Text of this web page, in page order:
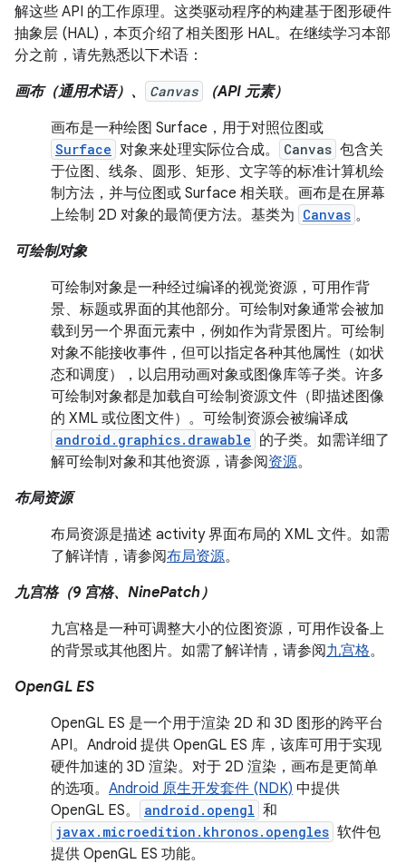
解这些 API 的工作原理。这类驱动程序的构建基于图形硬件
抽象层 (HAL)，本页介绍了相关图形 HAL。在继续学习本部
分之前，请先熟悉以下术语：
画布（通用术语）、
Canvas
（API 元素）
画布是一种绘图 Surface，用于对照位图或
Surface 对象来处理实际位合成。 Canvas 包含关
于位图、线条、圆形、矩形、文字等的标准计算机绘
制方法，并与位图或 Surface 相关联。画布是在屏幕
上绘制 2D 对象的最简便方法。基类为 Canvas 。
可绘制对象
可绘制对象是一种经过编译的视觉资源，可用作背
景、标题或界面的其他部分。可绘制对象通常会被加
载到另一个界面元素中，例如作为背景图片。可绘制
对象不能接收事件，但可以指定各种其他属性（如状
态和调度），以启用动画对象或图像库等子类。许多
可绘制对象都是加载自可绘制资源文件（即描述图像
的 XML 或位图文件）。可绘制资源会被编译成
android.graphics.drawable 的子类。如需详细了
解可绘制对象和其他资源，请参阅资源。
布局资源
布局资源是描述 activity 界面布局的 XML 文件。如需
了解详情，请参阅布局资源。
九宫格（9 宫格、NinePatch）
九宫格是一种可调整大小的位图资源，可用作设备上
的背景或其他图片。如需了解详情，请参阅九宫格。
OpenGL ES
OpenGL ES 是一个用于渲染 2D 和 3D 图形的跨平台
API。Android 提供 OpenGL ES 库，该库可用于实现
硬件加速的 3D 渲染。对于 2D 渲染，画布是更简单
的选项。 Android 原生开发套件 (NDK) 中提供
OpenGL ES。
android.opengl 和
javax.microedition.khronos.opengles 软件包
提供 OpenGL ES 功能。